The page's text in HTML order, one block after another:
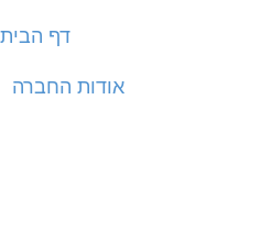
דף הבית
אודות החברה